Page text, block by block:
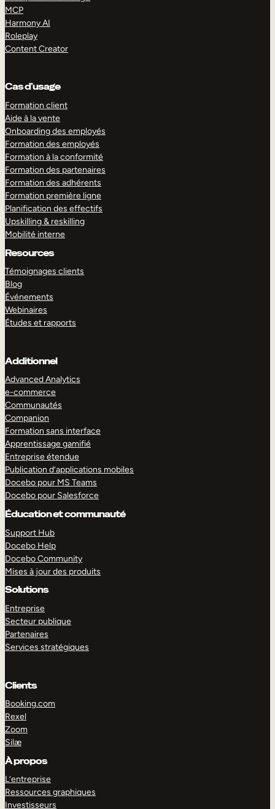
MCP
Harmony AI
Roleplay
Content Creator
Cas d’usage
Formation client
Aide à la vente
Onboarding des employés
Formation des employés
Formation à la conformité
Formation des partenaires
Formation des adhérents
Formation première ligne
Planification des effectifs
Upskilling & reskilling
Mobilité interne
Resources
Témoignages clients
Blog
Événements
Webinaires
Études et rapports
Additionnel
Advanced Analytics
e-commerce
Communautés
Companion
Formation sans interface
Apprentissage gamifié
Entreprise étendue
Publication d’applications mobiles
Docebo pour MS Teams
Docebo pour Salesforce
Éducation et communauté
Support Hub
Docebo Help
Docebo Community
Mises à jour des produits
Solutions
Entreprise
Secteur publique
Partenaires
Services stratégiques
Clients
Booking.com
Rexel
Zoom
Silæ
À propos
L’entreprise
Ressources graphiques
Investisseurs